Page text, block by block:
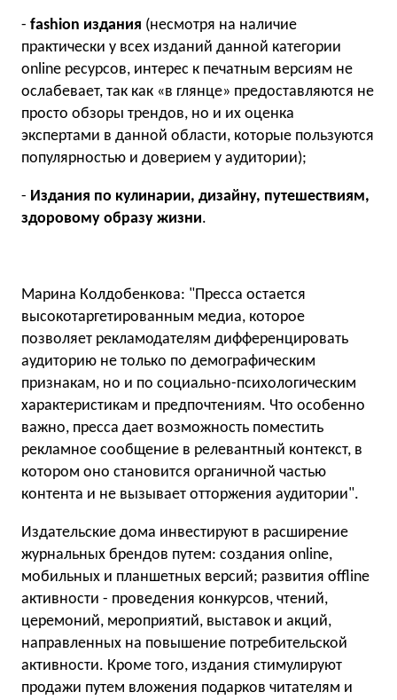
- fashion издания (несмотря на наличие
практически у всех изданий данной категории
online ресурсов, интерес к печатным версиям не
ослабевает, так как «в глянце» предоставляются не
просто обзоры трендов, но и их оценка
экспертами в данной области, которые пользуются
популярностью и доверием у аудитории);
- Издания по кулинарии, дизайну, путешествиям,
здоровому образу жизни.
Марина Колдобенкова: "Пресса остается
высокотаргетированным медиа, которое
позволяет рекламодателям дифференцировать
аудиторию не только по демографическим
признакам, но и по социально-психологическим
характеристикам и предпочтениям. Что особенно
важно, пресса дает возможность поместить
рекламное сообщение в релевантный контекст, в
котором оно становится органичной частью
контента и не вызывает отторжения аудитории".
Издательские дома инвестируют в расширение
журнальных брендов путем: cоздания online,
мобильных и планшетных версий; развития offline
активности - проведения конкурсов, чтений,
церемоний, мероприятий, выставок и акций,
направленных на повышение потребительской
активности. Кроме того, издания стимулируют
продажи путем вложения подарков читателям и